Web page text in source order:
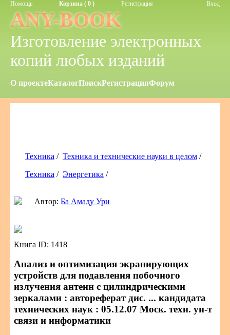
Помощь Корзина ( 0 ) Регистрация Вход
ANY-BOOK
Изготовление электронных
копий любых изданий
О проектеКаталогПоискРегистрацияФорум
Техника / Техника и технические науки в целом /
Техника / Энергетика /
Автор: Ба Амаду Ури
Книга ID: 1418
Анализ и оптимизация экранирующих
устройств для подавления побочного
излучения антенн с цилиндрическими
зеркалами : автореферат дис. ... кандидата
технических наук : 05.12.07 Моск. техн. ун-т
связи и информатики